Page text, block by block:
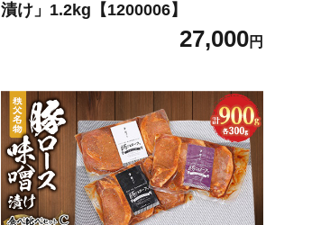
漬け」1.2kg【1200006】
27,000円